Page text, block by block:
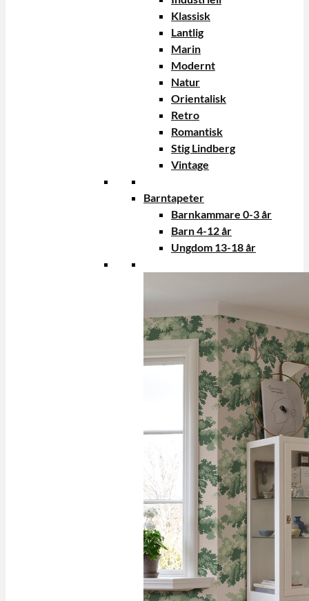
Klassisk
Lantlig
Marin
Modernt
Natur
Orientalisk
Retro
Romantisk
Stig Lindberg
Vintage
Barntapeter
Barnkammare 0-3 år
Barn 4-12 år
Ungdom 13-18 år